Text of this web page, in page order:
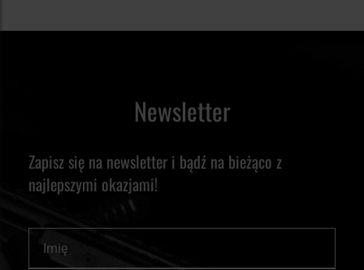
Newsletter
Zapisz się na newsletter i bądź na bieżąco z
najlepszymi okazjami!